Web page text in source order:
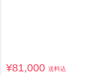
¥81,000送料込